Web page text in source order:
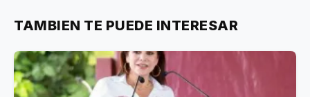
TAMBIEN TE PUEDE INTERESAR